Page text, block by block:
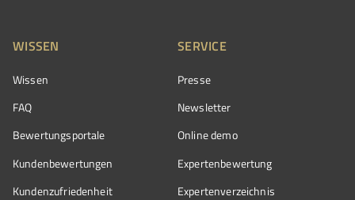
WISSEN
Wissen
FAQ
Bewertungsportale
Kundenbewertungen
Kundenzufriedenheit
SERVICE
Presse
Newsletter
Online demo
Expertenbewertung
Expertenverzeichnis